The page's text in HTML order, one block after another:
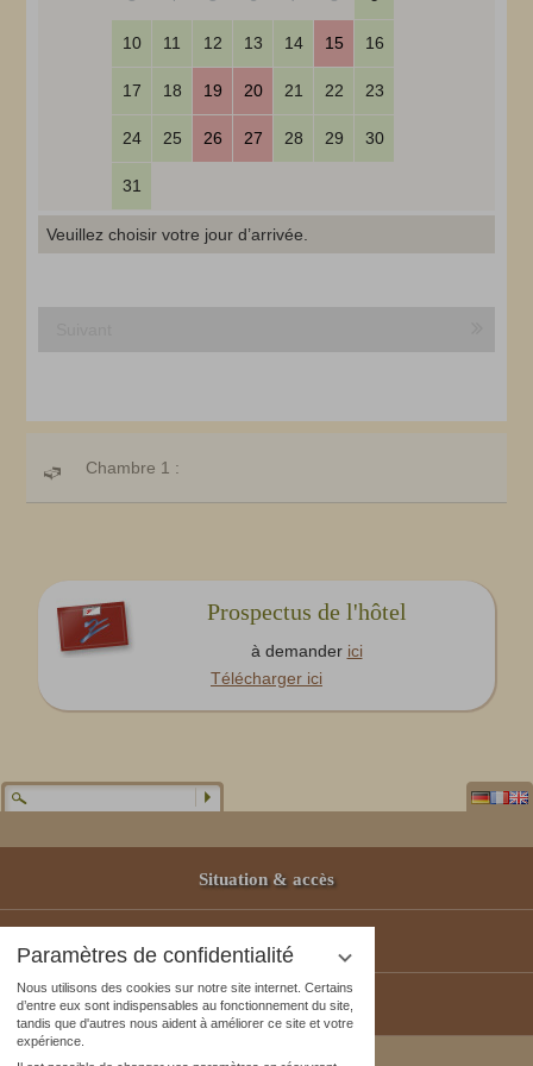
Paramètres de confidentialité
Nous utilisons des cookies sur notre site internet. Certains
d’entre eux sont indispensables au fonctionnement du site,
tandis que d'autres nous aident à améliorer ce site et votre
expérience.
10 11 12 13 14 15 16
17 18 19 20 21 22 23
24 25 26 27 28 29 30
31
Veuillez choisir votre jour d’arrivée.
Chambre 1 :
Prospectus de l'hôtel
à demander ici
Télécharger ici
Situation & accès
Partenaires
Bons-Cadeaux